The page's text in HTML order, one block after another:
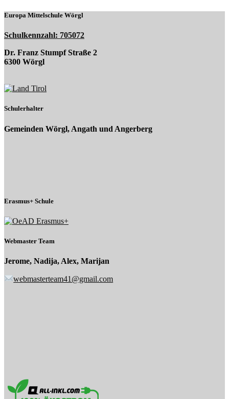
Europa Mittelschule Wörgl
Schulkennzahl: 705072
Dr. Franz Stumpf Straße 2
6300 Wörgl
Schulerhalter
Gemeinden Wörgl, Angath und Angerberg
Erasmus+ Schule
Webmaster Team
Jerome, Nadija, Alex, Marijan
webmasterteam41@gmail.com